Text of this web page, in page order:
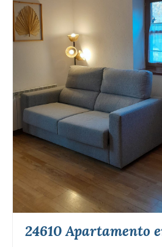
24610 Apartamento